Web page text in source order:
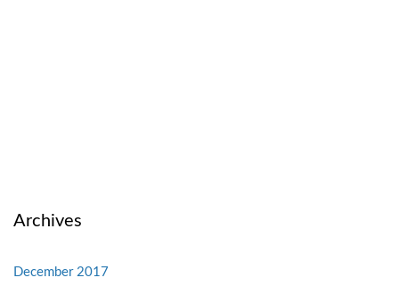
Archives
December 2017